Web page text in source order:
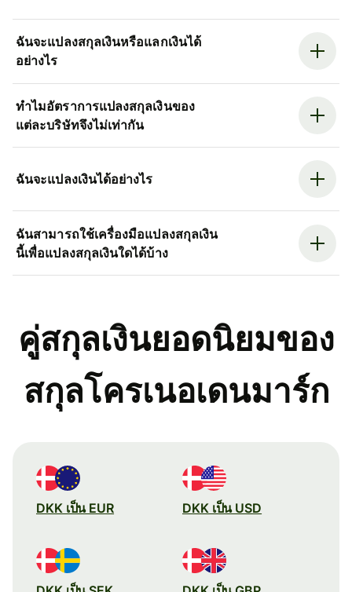
ฉันจะแปลงสกุลเงินหรือแลกเงินได้
อย่างไร
ทำไมอัตราการแปลงสกุลเงินของ
แต่ละบริษัทจึงไม่เท่ากัน
ฉันจะแปลงเงินได้อย่างไร
ฉันสามารถใช้เครื่องมือแปลงสกุลเงิน
นี้เพื่อแปลงสกุลเงินใดได้บ้าง
คู่สกุลเงินยอดนิยมของ
สกุลโครเนอเดนมาร์ก
DKK เป็น EUR DKK เป็น USD